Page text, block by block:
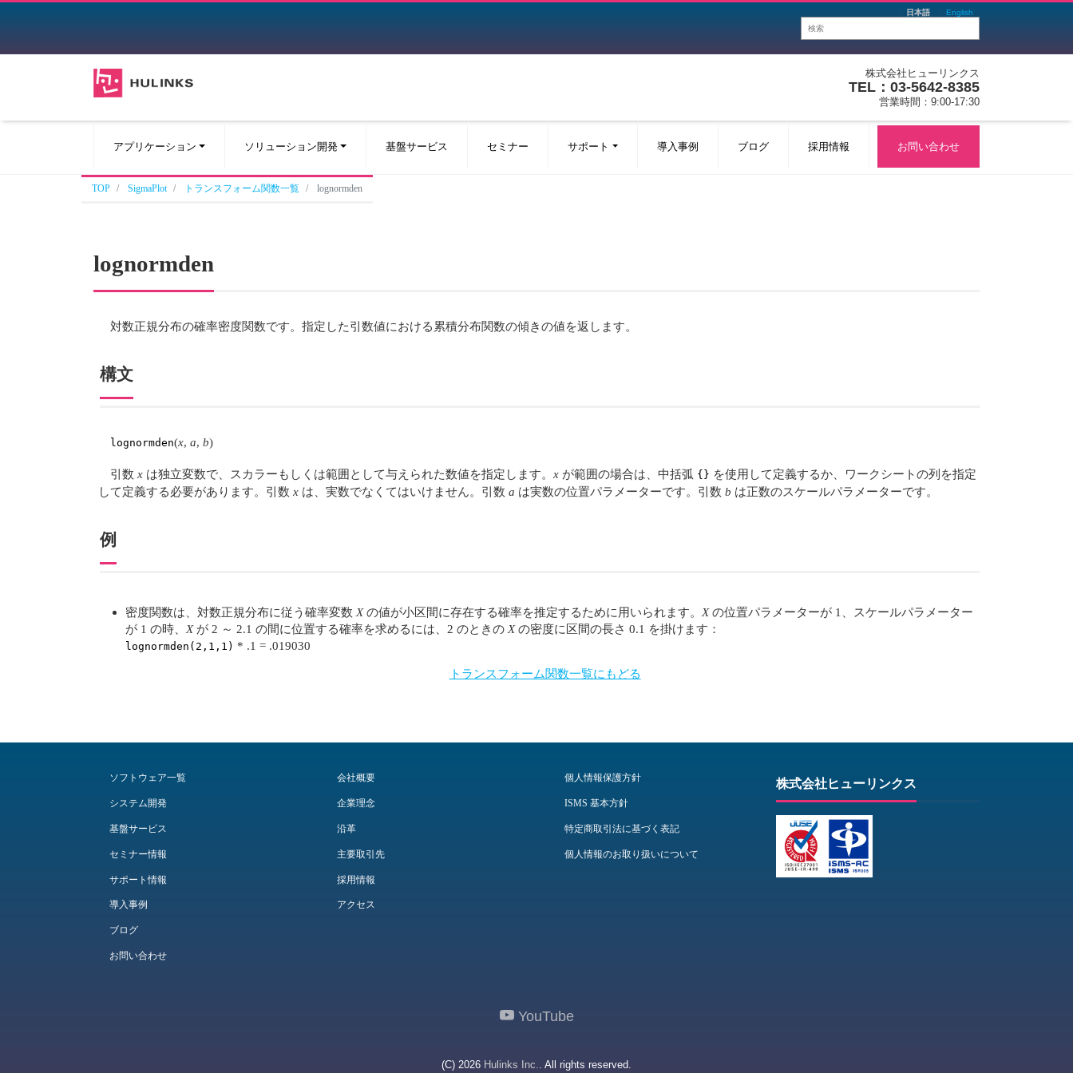
日本語 English
株式会社ヒューリンクス
TEL：03-5642-8385
営業時間：9:00-17:30
アプリケーション ソリューション開発 基盤サービス セミナー サポート 導入事例 ブログ 採用情報 お問い合わせ
TOP SigmaPlot トランスフォーム関数一覧 lognormden
lognormden
対数正規分布の確率密度関数です。指定した引数値における累積分布関数の傾きの値を返します。
構文
lognormden(x,a,b)
引数x は独立変数で、スカラーもしくは範囲として与えられた数値を指定します。x が範囲の場合は、中括弧 {} を使用して定義するか、ワークシートの列を指定
して定義する必要があります。引数x は、実数でなくてはいけません。引数a は実数の位置パラメーターです。引数b は正数のスケールパラメーターです。
例
密度関数は、対数正規分布に従う確率変数 Xの値が小区間に存在する確率を推定するために用いられます。 Xの位置パラメーターが 1、スケールパラメーター
が 1 の時、 Xが 2 ～ 2.1 の間に位置する確率を求めるには、2 のときの Xの密度に区間の長さ 0.1 を掛けます：
lognormden(2,1,1) * .1 = .019030
トランスフォーム関数一覧にもどる
ソフトウェア一覧
システム開発
基盤サービス
セミナー情報
サポート情報
導入事例
ブログ
お問い合わせ
会社概要
企業理念
沿革
主要取引先
採用情報
アクセス
個人情報保護方針
ISMS 基本方針
特定商取引法に基づく表記
個人情報のお取り扱いについて
株式会社ヒューリンクス
YouTube
(C) 2026 Hulinks Inc. . All rights reserved.